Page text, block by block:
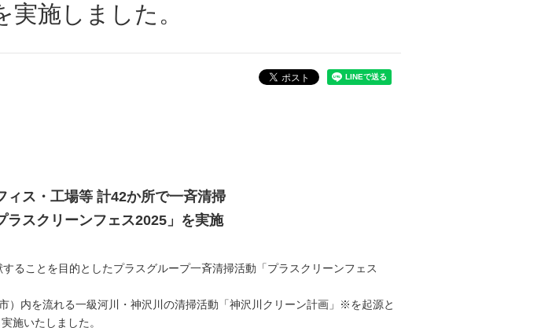
会に満足を。
GRIスタンダード対照表
サステナビリティニュース
ニュースリリース
リリース
実施しました。
ィス・工場等 計42か所で一斉清掃
ラスクリーンフェス2025」を実施
ることを目的としたプラスグループ一斉清掃活動「プラスクリーンフェス
内を流れる一級河川・神沢川の清掃活動「神沢川クリーン計画」※を起源と
施いたしました。